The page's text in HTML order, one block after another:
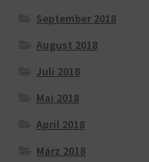
September 2018
August 2018
Juli 2018
Mai 2018
April 2018
März 2018